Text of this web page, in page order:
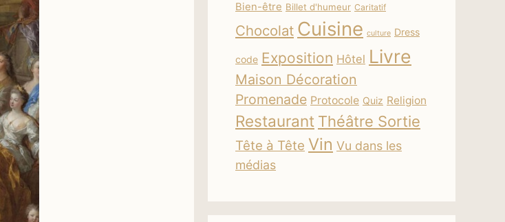
Bien-être Billet d'humeur Caritatif
Chocolat Cuisine culture Dress
code Exposition Hôtel Livre
Maison Décoration
Promenade Protocole Quiz Religion
Restaurant Théâtre Sortie
Tête à Tête Vin Vu dans les
médias